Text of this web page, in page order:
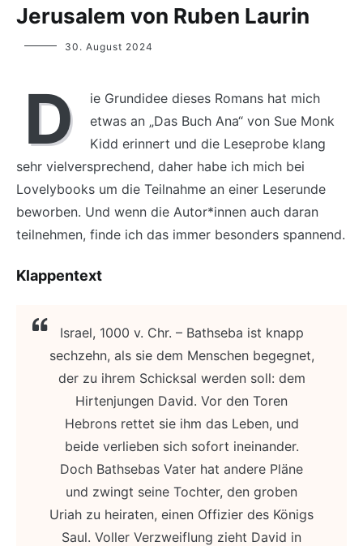
Jerusalem von Ruben Laurin
Yvonne
30. August 2024
D
ie Grundidee dieses Romans hat mich
etwas an „Das Buch Ana“ von Sue Monk
Kidd erinnert und die Leseprobe klang
sehr vielversprechend, daher habe ich mich bei
Lovelybooks um die Teilnahme an einer Leserunde
beworben. Und wenn die Autor*innen auch daran
teilnehmen, finde ich das immer besonders spannend.
Klappentext
Israel, 1000 v. Chr. – Bathseba ist knapp
sechzehn, als sie dem Menschen begegnet,
der zu ihrem Schicksal werden soll: dem
Hirtenjungen David. Vor den Toren
Hebrons rettet sie ihm das Leben, und
beide verlieben sich sofort ineinander.
Doch Bathsebas Vater hat andere Pläne
und zwingt seine Tochter, den groben
Uriah zu heiraten, einen Offizier des Königs
Saul. Voller Verzweiflung zieht David in